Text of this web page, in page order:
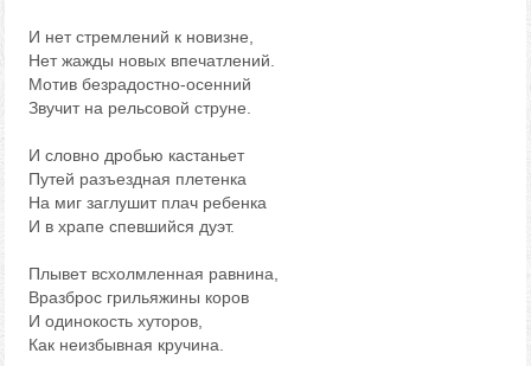
И нет стремлений к новизне,
Нет жажды новых впечатлений.
Мотив безрадостно-осенний
Звучит на рельсовой струне.
И словно дробью кастаньет
Путей разъездная плетенка
На миг заглушит плач ребенка
И в храпе спевшийся дуэт.
Плывет всхолмленная равнина,
Вразброс грильяжины коров
И одинокость хуторов,
Как неизбывная кручина.